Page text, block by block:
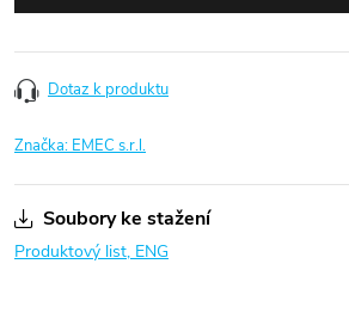
Dotaz k produktu
Značka: EMEC s.r.l.
Soubory ke stažení
Produktový list, ENG